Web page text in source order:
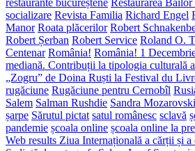
socializare Revista Familia Richard Engel
Manor Roata plăcerilor Robert
Robert Șerban Robert Service Roland O.
Centenar România! România! 1
mediană. Contribuții la tipologia culturală
„Zogru” de Doina Ruști la Festival du
rugăciune Rugăciune pentru Cernobîl
Salem Salman Rushdie Sandra Mozarovski
șarpe Sărutul pictat satul românesc sclavă
pandemie școala online școala online la
Web results Ziua Internațională a cărții și